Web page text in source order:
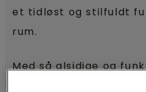
et tidløst og stilfuldt
rum.
Med så alsidige og